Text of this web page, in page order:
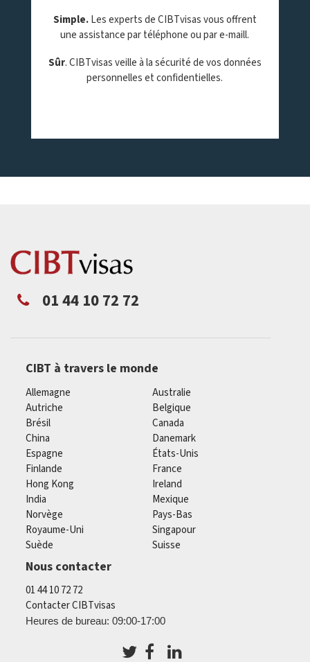
Simple.Les experts de CIBTvisas vous offrent
une assistance par téléphone ou par e-maill.
Sûr. CIBTvisas veille à la sécurité de vos données
personnelles et confidentielles.
01 44 10 72 72
CIBT à travers le monde
Allemagne
Australie
Autriche
Belgique
Brésil
Canada
China
Danemark
Espagne
États-Unis
Finlande
France
Hong Kong
Ireland
India
Mexique
Norvège
Pays-Bas
Royaume-Uni
Singapour
Suède
Suisse
Nous contacter
01 44 10 72 72
Contacter CIBTvisas
Heures de bureau: 09:00-17:00